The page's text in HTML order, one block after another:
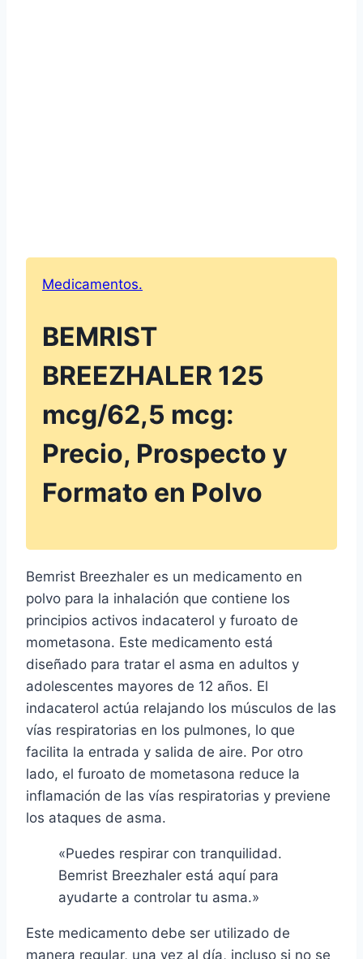
Medicamentos.
BEMRIST
BREEZHALER 125
mcg/62,5 mcg:
Precio, Prospecto y
Formato en Polvo
Bemrist Breezhaler es un medicamento en
polvo para la inhalación que contiene los
principios activos indacaterol y furoato de
mometasona. Este medicamento está
diseñado para tratar el asma en adultos y
adolescentes mayores de 12 años. El
indacaterol actúa relajando los músculos de las
vías respiratorias en los pulmones, lo que
facilita la entrada y salida de aire. Por otro
lado, el furoato de mometasona reduce la
inflamación de las vías respiratorias y previene
los ataques de asma.
«Puedes respirar con tranquilidad.
Bemrist Breezhaler está aquí para
ayudarte a controlar tu asma.»
Este medicamento debe ser utilizado de
manera regular, una vez al día, incluso si no se